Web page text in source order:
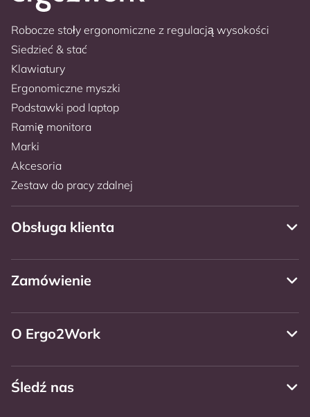
Robocze stoły ergonomiczne z regulacją wysokości
Siedzieć & stać
Klawiatury
Ergonomiczne myszki
Podstawki pod laptop
Ramię monitora
Marki
Akcesoria
Zestaw do pracy zdalnej
Obsługa klienta
Zamówienie
O Ergo2Work
Śledź nas